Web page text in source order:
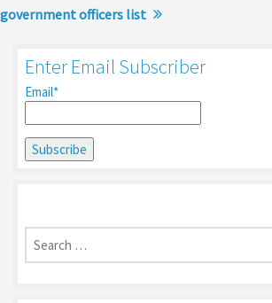
government officers list
Enter Email Subscriber
Email*
Search
for: